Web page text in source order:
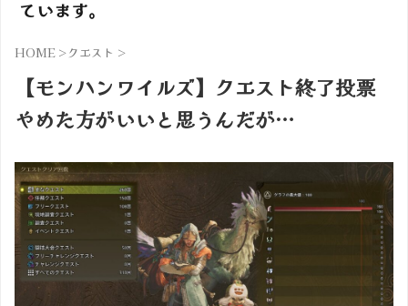
ています。
HOME >クエスト >
【モンハンワイルズ】クエスト終了投票
やめた方がいいと思うんだが…